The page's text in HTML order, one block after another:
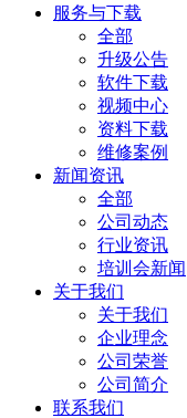
服务与下载
全部
升级公告
软件下载
视频中心
资料下载
维修案例
新闻资讯
全部
公司动态
行业资讯
培训会新闻
关于我们
关于我们
企业理念
公司荣誉
公司简介
联系我们